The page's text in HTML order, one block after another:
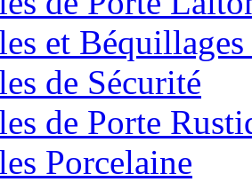
et
de Sécurité
de Porte
Porcelaine